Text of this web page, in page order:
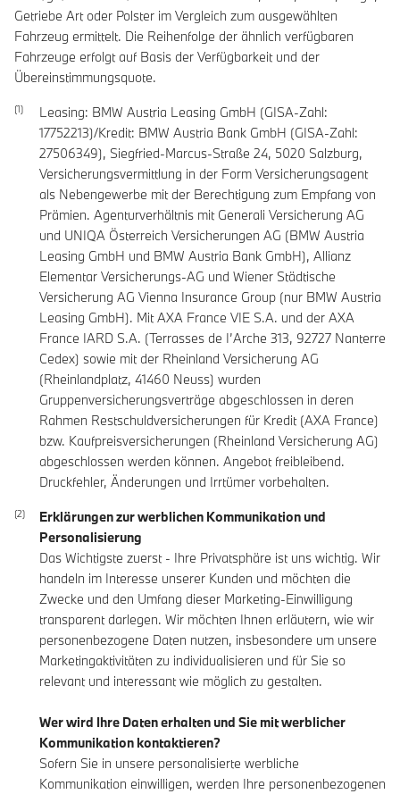
Getriebe Art oder Polster im Vergleich zum ausgewählten
Fahrzeug ermittelt. Die Reihenfolge der ähnlich verfügbaren
Fahrzeuge erfolgt auf Basis der Verfügbarkeit und der
Übereinstimmungsquote.
Leasing: BMW Austria Leasing GmbH (GISA-Zahl:
17752213)/Kredit: BMW Austria Bank GmbH (GISA-Zahl:
27506349), Siegfried-Marcus-Straße 24, 5020 Salzburg,
Versicherungsvermittlung in der Form Versicherungsagent
als Nebengewerbe mit der Berechtigung zum Empfang von
Prämien. Agenturverhältnis mit Generali Versicherung AG
und UNIQA Österreich Versicherungen AG (BMW Austria
Leasing GmbH und BMW Austria Bank GmbH), Allianz
Elementar Versicherungs-AG und Wiener Städtische
Versicherung AG Vienna Insurance Group (nur BMW Austria
Leasing GmbH). Mit AXA France VIE S.A. und der AXA
France IARD S.A. (Terrasses de I’Arche 313, 92727 Nanterre
Cedex) sowie mit der Rheinland Versicherung AG
(Rheinlandplatz, 41460 Neuss) wurden
Gruppenversicherungsverträge abgeschlossen in deren
Rahmen Restschuldversicherungen für Kredit (AXA France)
bzw. Kaufpreisversicherungen (Rheinland Versicherung AG)
abgeschlossen werden können. Angebot freibleibend.
Druckfehler, Änderungen und Irrtümer vorbehalten.
Erklärungen zur werblichen Kommunikation und
Personalisierung
Das Wichtigste zuerst - Ihre Privatsphäre ist uns wichtig. Wir
handeln im Interesse unserer Kunden und möchten die
Zwecke und den Umfang dieser Marketing-Einwilligung
transparent darlegen. Wir möchten Ihnen erläutern, wie wir
personenbezogene Daten nutzen, insbesondere um unsere
Marketingaktivitäten zu individualisieren und für Sie so
relevant und interessant wie möglich zu gestalten.
Wer wird Ihre Daten erhalten und Sie mit werblicher
Kommunikation kontaktieren?
Sofern Sie in unsere personalisierte werbliche
Kommunikation einwilligen, werden Ihre personenbezogenen